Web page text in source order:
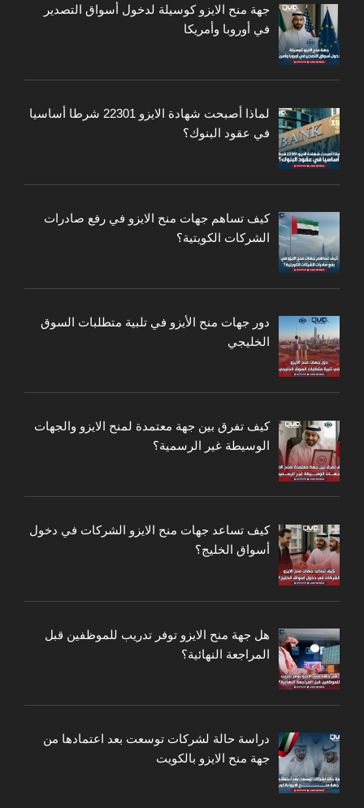
جهة منح الايزو كوسيلة لدخول أسواق التصدير
في أوروبا وأمريكا
لماذا أصبحت شهادة الايزو 22301 شرطا أساسيا
في عقود البنوك؟
كيف تساهم جهات منح الايزو في رفع صادرات
الشركات الكويتية؟
دور جهات منح الأيزو في تلبية متطلبات السوق
الخليجي
كيف تفرق بين جهة معتمدة لمنح الايزو والجهات
الوسيطة غير الرسمية؟
كيف تساعد جهات منح الايزو الشركات في دخول
أسواق الخليج؟
هل جهة منح الايزو توفر تدريب للموظفين قبل
المراجعة النهائية؟
دراسة حالة لشركات توسعت بعد اعتمادها من
جهة منح الايزو بالكويت